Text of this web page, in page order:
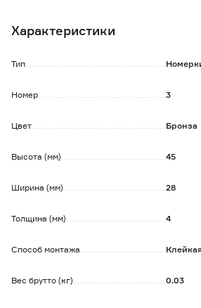
Характеристики
Тип
Номер 3
Цвет Бронза
Высота (мм) 45
Ширина (мм) 28
Толщина (мм) 4
Способ монтажа
Вес брутто (кг) 0.03